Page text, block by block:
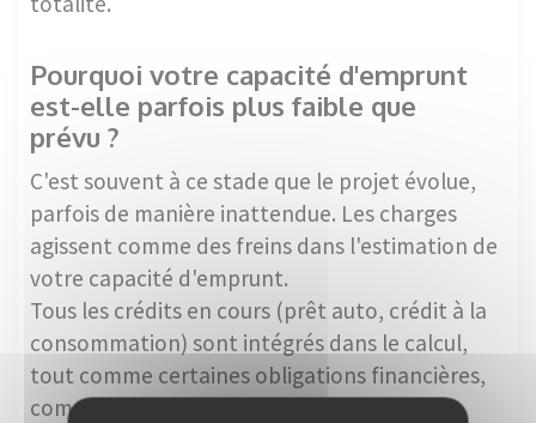
Pourquoi votre capacité d'emprunt
est-elle parfois plus faible que
prévu ?
C'est souvent à ce stade que le projet évolue,
parfois de manière inattendue. Les charges
agissent comme des freins dans l'estimation de
votre capacité d'emprunt.
Tous les crédits en cours (prêt auto, crédit à la
consommation) sont intégrés dans le calcul,
tout comme certaines obligations financières,
comme les pensions alimentaires.